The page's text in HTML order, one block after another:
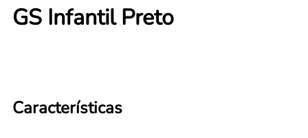
GS Infantil Preto
Características